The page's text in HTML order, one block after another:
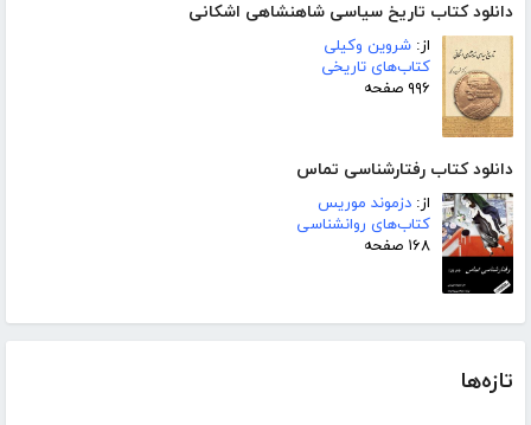
دانلود کتاب تاریخ سیاسی شاهنشاهی اشکانی
از: شروین وکیلی
کتاب‌های تاریخی
۹۹۶ صفحه
دانلود کتاب رفتارشناسی تماس
از: دزموند موریس
کتاب‌های روانشناسی
۱۶۸ صفحه
تازه‌ها